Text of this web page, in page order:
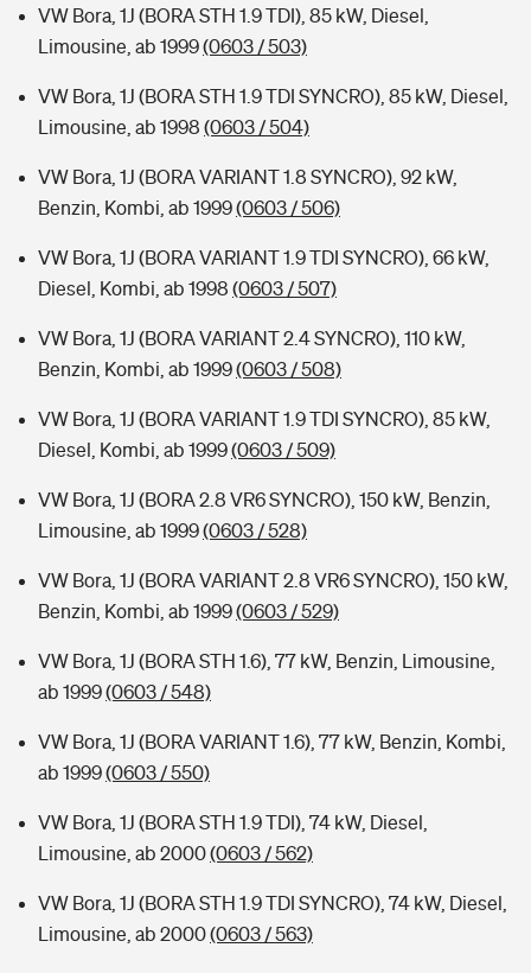
VW Bora, 1J (BORA STH 1.9 TDI), 85 kW, Diesel,
Limousine, ab 1999(0603 / 503)
VW Bora, 1J (BORA STH 1.9 TDI SYNCRO), 85 kW, Diesel,
Limousine, ab 1998 (0603 / 504)
VW Bora, 1J (BORA VARIANT 1.8 SYNCRO), 92 kW,
Benzin, Kombi, ab 1999(0603 / 506)
VW Bora, 1J (BORA VARIANT 1.9 TDI SYNCRO), 66 kW,
Diesel, Kombi, ab 1998 (0603 / 507)
VW Bora, 1J (BORA VARIANT 2.4 SYNCRO), 110 kW,
Benzin, Kombi, ab 1999(0603 / 508)
VW Bora, 1J (BORA VARIANT 1.9 TDI SYNCRO), 85 kW,
Diesel, Kombi, ab 1999(0603 / 509)
VW Bora, 1J (BORA 2.8 VR6 SYNCRO), 150 kW, Benzin,
Limousine, ab 1999(0603 / 528)
VW Bora, 1J (BORA VARIANT 2.8 VR6 SYNCRO), 150 kW,
Benzin, Kombi, ab 1999(0603 / 529)
VW Bora, 1J (BORA STH 1.6), 77 kW, Benzin, Limousine,
ab 1999(0603 / 548)
VW Bora, 1J (BORA VARIANT 1.6), 77 kW, Benzin, Kombi,
ab 1999(0603 / 550)
VW Bora, 1J (BORA STH 1.9 TDI), 74 kW, Diesel,
Limousine, ab 2000(0603 / 562)
VW Bora, 1J (BORA STH 1.9 TDI SYNCRO), 74 kW, Diesel,
Limousine, ab 2000(0603 / 563)